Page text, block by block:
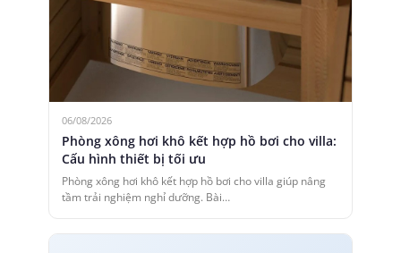
06/08/2026
Phòng xông hơi khô kết hợp hồ bơi cho villa:
Cấu hình thiết bị tối ưu
Phòng xông hơi khô kết hợp hồ bơi cho villa giúp nâng
tầm trải nghiệm nghỉ dưỡng. Bài…